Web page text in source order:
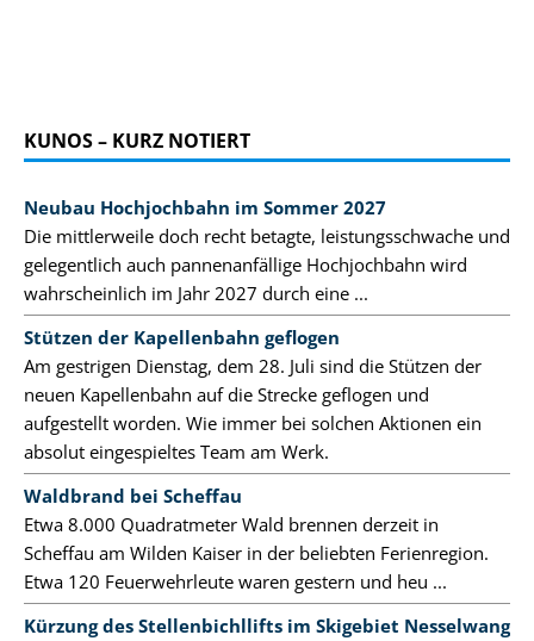
KUNOS – KURZ NOTIERT
Neubau Hochjochbahn im Sommer 2027
Die mittlerweile doch recht betagte, leistungsschwache und
gelegentlich auch pannenanfällige Hochjochbahn wird
wahrscheinlich im Jahr 2027 durch eine ...
Stützen der Kapellenbahn geflogen
Am gestrigen Dienstag, dem 28. Juli sind die Stützen der
neuen Kapellenbahn auf die Strecke geflogen und
aufgestellt worden. Wie immer bei solchen Aktionen ein
absolut eingespieltes Team am Werk.
Waldbrand bei Scheffau
Etwa 8.000 Quadratmeter Wald brennen derzeit in
Scheffau am Wilden Kaiser in der beliebten Ferienregion.
Etwa 120 Feuerwehrleute waren gestern und heu ...
Kürzung des Stellenbichllifts im Skigebiet Nesselwang